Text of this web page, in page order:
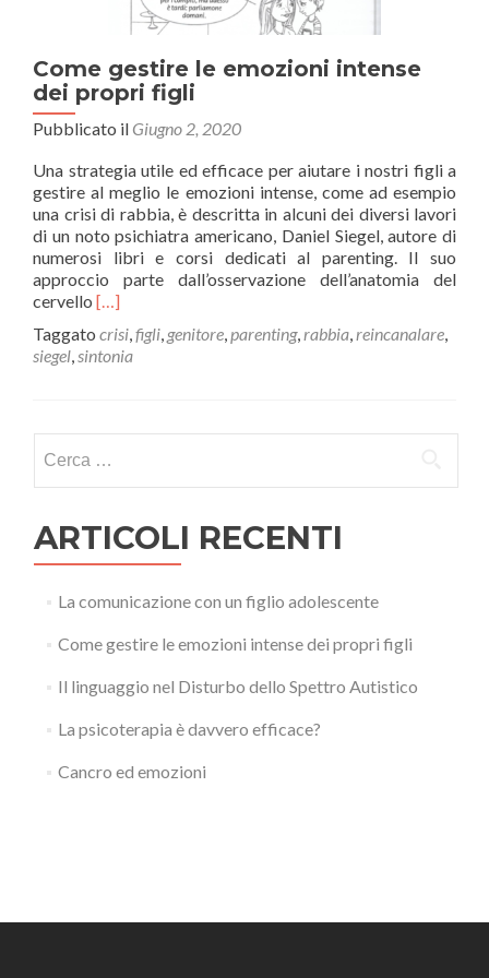
Come gestire le emozioni intense
dei propri figli
Pubblicato il Giugno 2, 2020
Una strategia utile ed efficace per aiutare i nostri figli a
gestire al meglio le emozioni intense, come ad esempio
una crisi di rabbia, è descritta in alcuni dei diversi lavori
di un noto psichiatra americano, Daniel Siegel, autore di
numerosi libri e corsi dedicati al parenting. Il suo
approccio parte dall’osservazione dell’anatomia del
cervello Leggi
piùCome
gestire
intense
[…]
Taggato crisi,figli, genitore,parenting,rabbia,reincanalare,
siegel,sintonia
per:
ARTICOLI RECENTI
La comunicazione con un figlio adolescente
Come gestire le emozioni intense dei propri figli
Il linguaggio nel Disturbo dello Spettro Autistico
La psicoterapia è davvero efficace?
Cancro ed emozioni